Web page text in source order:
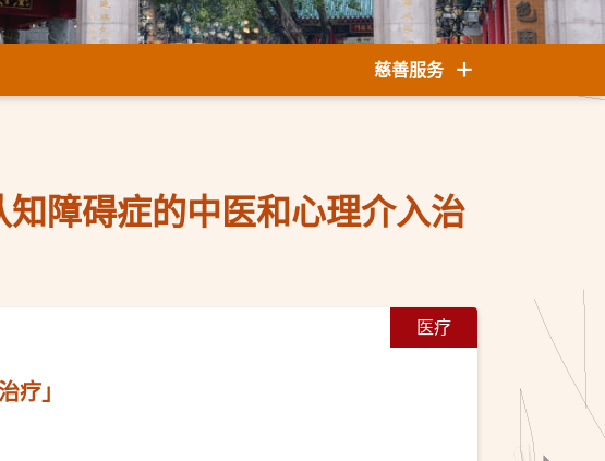
慈善服务
障碍症的中医和心理介入治
医疗
疗」